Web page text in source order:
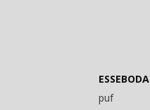
ESSEBODA
puf